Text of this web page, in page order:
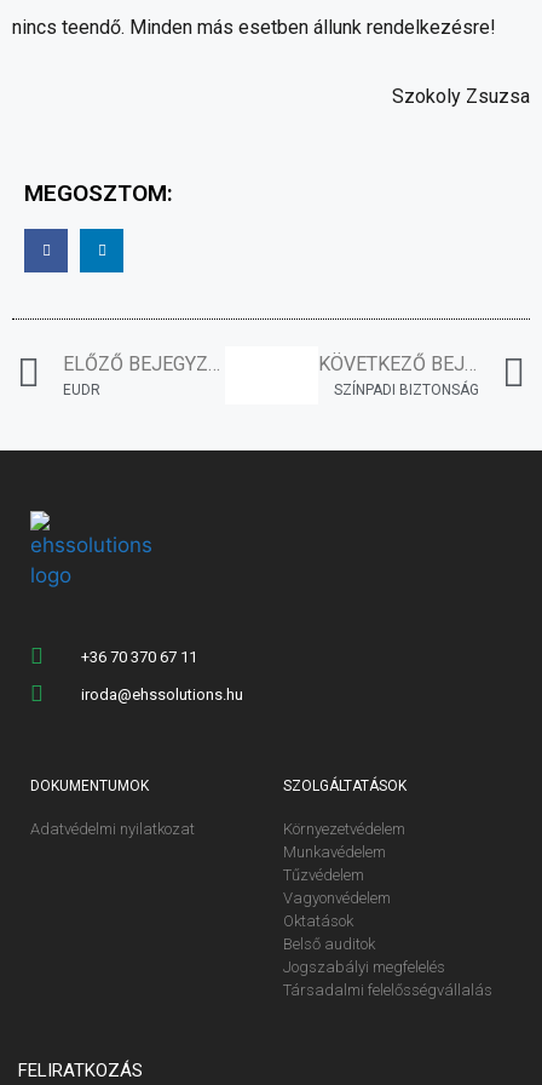
nincs teendő. Minden más esetben állunk rendelkezésre!
Szokoly Zsuzsa
MEGOSZTOM:
ELŐZŐ BEJEGYZÉS
EUDR
KÖVETKEZŐ BEJEGYZÉS
SZÍNPADI BIZTONSÁG
+36 70 370 67 11
iroda@ehssolutions.hu
DOKUMENTUMOK
Adatvédelmi nyilatkozat
SZOLGÁLTATÁSOK
Környezetvédelem
Munkavédelem
Tűzvédelem
Vagyonvédelem
Oktatások
Belső auditok
Jogszabályi megfelelés
Társadalmi felelősségvállalás
FELIRATKOZÁS